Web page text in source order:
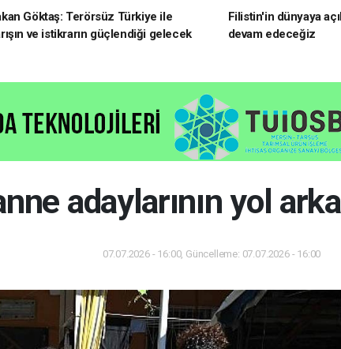
Göktaş: Terörsüz Türkiye ile
ve istikrarın güçlendiği gelecek
Filistin'in dünyaya
devam edeceğiz
adaylarının yol
07.07.2026 - 16:00, Güncelleme: 07.07.2026 - 16:00